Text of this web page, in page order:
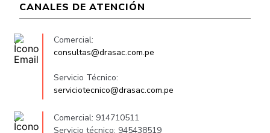
CANALES DE ATENCIÓN
Comercial:
consultas@drasac.com.pe
Servicio Técnico:
serviciotecnico@drasac.com.pe
Comercial: 914710511
Servicio técnico: 945438519